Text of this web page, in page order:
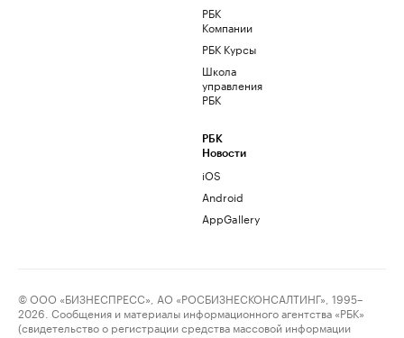
РБК
Компании
РБК Курсы
Школа
управления
РБК
РБК
Новости
iOS
Android
AppGallery
© ООО «БИЗНЕСПРЕСС», АО «РОСБИЗНЕСКОНСАЛТИНГ», 1995–
2026. Сообщения и материалы информационного агентства «РБК»
(свидетельство о регистрации средства массовой информации